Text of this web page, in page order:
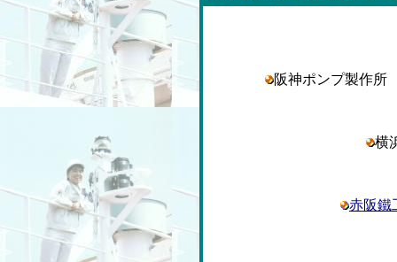
阪神ポンプ製作
横
赤阪鐵